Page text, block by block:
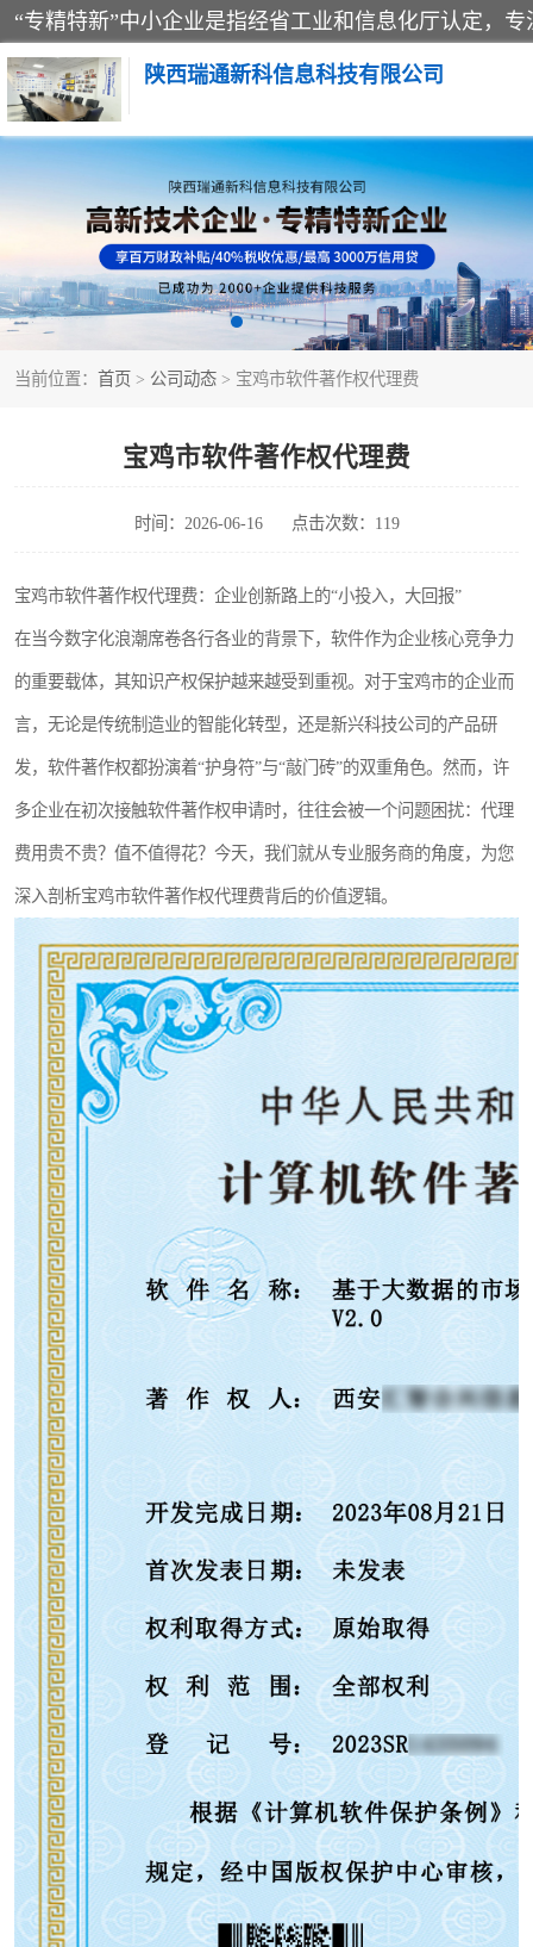
陕西瑞通新科信息科技有限公司
当前位置： 首页 > 公司动态 > 宝鸡市软件著作权代理费
宝鸡市软件著作权代理费
时间：2026-06-16 点击次数：119
宝鸡市软件著作权代理费：企业创新路上的“小投入，大回报”
在当今数字化浪潮席卷各行各业的背景下，软件作为企业核心竞争力
的重要载体，其知识产权保护越来越受到重视。对于宝鸡市的企业而
言，无论是传统制造业的智能化转型，还是新兴科技公司的产品研
发，软件著作权都扮演着“护身符”与“敲门砖”的双重角色。然而，许
多企业在初次接触软件著作权申请时，往往会被一个问题困扰：代理
费用贵不贵？值不值得花？今天，我们就从专业服务商的角度，为您
深入剖析宝鸡市软件著作权代理费背后的价值逻辑。